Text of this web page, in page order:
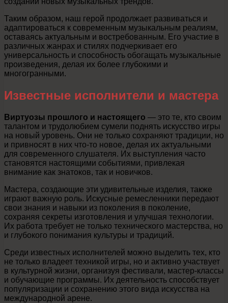
Таким образом, наш герой продолжает развиваться и
адаптироваться к современным музыкальным реалиям,
оставаясь актуальным и востребованным. Его участие в
различных жанрах и стилях подчеркивает его
универсальность и способность обогащать музыкальные
произведения, делая их более глубокими и
многогранными.
Известные исполнители и мастера
Виртуозы прошлого и настоящего — это те, кто своим
талантом и трудолюбием сумели поднять искусство игры
на новый уровень. Они не только сохраняют традиции, но
и привносят в них что-то новое, делая их актуальными
для современного слушателя. Их выступления часто
становятся настоящими событиями, привлекая
внимание как знатоков, так и новичков.
Мастера, создающие эти удивительные изделия, также
играют важную роль. Искусные ремесленники передают
свои знания и навыки из поколения в поколение,
сохраняя секреты изготовления и улучшая технологии.
Их работа требует не только технического мастерства, но
и глубокого понимания культуры и традиций.
Среди известных исполнителей можно выделить тех, кто
не только владеет техникой игры, но и активно участвует
в культурной жизни, организуя фестивали, мастер-классы
и обучающие программы. Их деятельность способствует
популяризации и сохранению этого вида искусства на
международной арене.